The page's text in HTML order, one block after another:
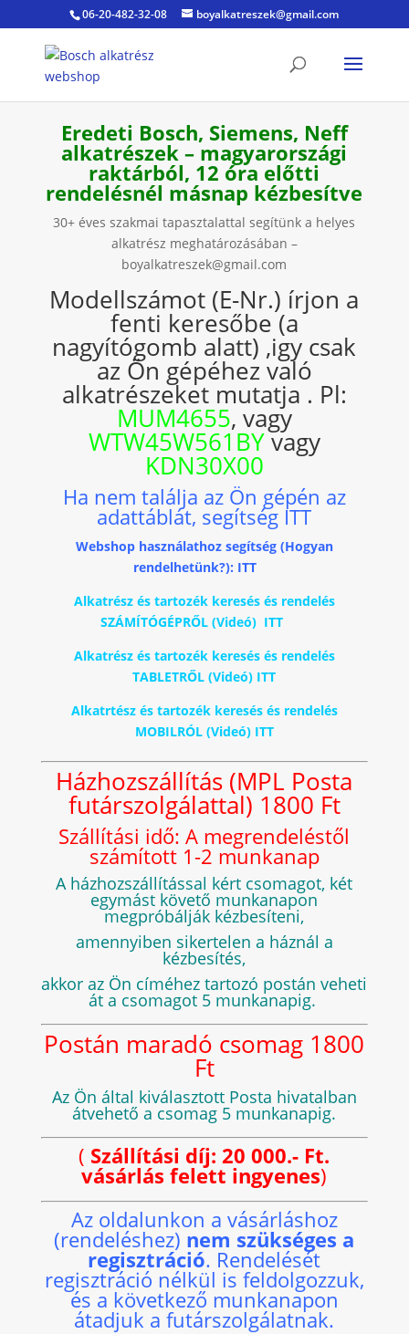
06-20-482-32-08 boyalkatreszek@gmail.com
Eredeti Bosch, Siemens, Neff
alkatrészek – magyarországi
raktárból, 12 óra előtti
rendelésnél másnap kézbesítve
30+ éves szakmai tapasztalattal segítünk a helyes
alkatrész meghatározásában –
boyalkatreszek@gmail.com
Modellszámot (E-Nr.) írjon a
fenti keresőbe (a
nagyítógomb alatt) ,igy csak
az Ön gépéhez való
alkatrészeket mutatja . Pl:
MUM4655, vagy
WTW45W561BYvagy
KDN30X00
Ha nem találja az Ön gépén az
adattáblát, segítség ITT
Webshop használathoz segítség (Hogyan
rendelhetünk?): ITT
Alkatrész és tartozék keresés és rendelés
SZÁMÍTÓGÉPRŐL (Videó) ITT
Alkatrész és tartozék keresés és rendelés
TABLETRŐL (Videó) ITT
Alkatrtész és tartozék keresés és rendelés
MOBILRÓL (Videó) ITT
Házhozszállítás (MPL Posta
futárszolgálattal) 1800 Ft
Szállítási idő: A megrendeléstől
számított 1-2 munkanap
A házhozszállítással kért csomagot, két
egymást követő munkanapon
megpróbálják kézbesíteni,
amennyiben sikertelen a háznál a
kézbesítés,
akkor az Ön címéhez tartozó postán veheti
át a csomagot 5 munkanapig.
Postán maradó csomag 1800
Ft
Az Ön által kiválasztott Posta hivatalban
átvehető a csomag 5 munkanapig.
( Szállítási díj: 20 000.- Ft.
vásárlás felett ingyenes)
Az oldalunkon a vásárláshoz
(rendeléshez) nem szükséges a
regisztráció. Rendelését
regisztráció nélkül is feldolgozzuk,
és a következő munkanapon
átadjuk a futárszolgálatnak.